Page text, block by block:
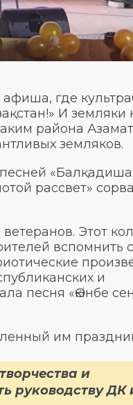
где
И земляки
района Азамат
земляков.
рассвет»
Этот
вспомнить с
и
песня «Өкінбе
им
и
руководству ДК